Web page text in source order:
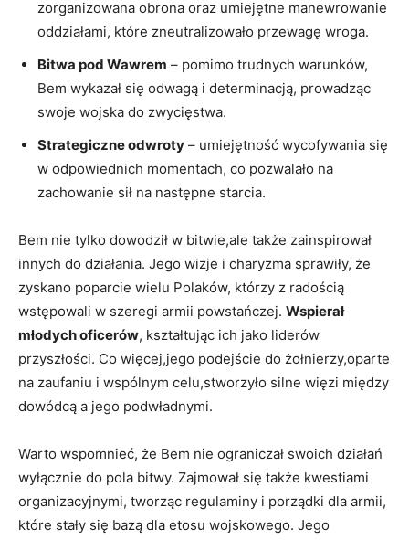
zorganizowana obrona oraz umiejętne manewrowanie
oddziałami, które zneutralizowało przewagę wroga.
Bitwa pod Wawrem – pomimo trudnych warunków,‌
Bem‌ wykazał​ się odwagą i determinacją, prowadząc
swoje wojska do​ zwycięstwa.
Strategiczne odwroty – umiejętność wycofywania się
w odpowiednich momentach, co pozwalało‌ na
zachowanie sił na następne starcia.
Bem ‌nie tylko dowodził w bitwie,ale‍ także zainspirował
innych do działania. Jego wizje i charyzma‌ sprawiły, że
zyskano poparcie wielu Polaków, którzy z radością
wstępowali⁣ w szeregi armii powstańczej. Wspierał
młodych oficerów, kształtując ich⁣ jako liderów
przyszłości.⁢ Co⁤ więcej,jego podejście ‌do żołnierzy,oparte
na zaufaniu i wspólnym celu,stworzyło silne więzi między
dowódcą a​ jego podwładnymi.
Warto⁤ wspomnieć, że Bem nie ograniczał ‍swoich działań
wyłącznie do pola bitwy. ⁢Zajmował się także kwestiami
organizacyjnymi, tworząc regulaminy i porządki dla armii,
które stały się bazą dla etosu​ wojskowego. Jego‌